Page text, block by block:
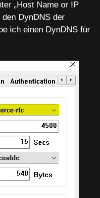
„Host Name or IP
DynDNS der
ich einen DynDNS für